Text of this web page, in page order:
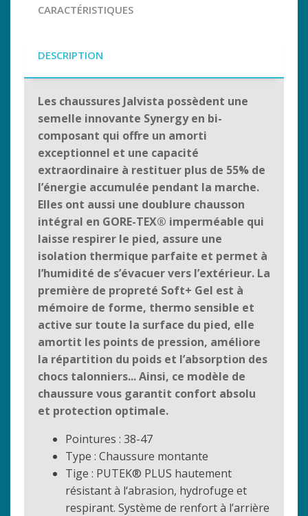
DESCRIPTION
CARACTÉRISTIQUES
Les chaussures Jalvista possèdent une
semelle innovante Synergy en bi-
composant qui offre un amorti
exceptionnel et une capacité
extraordinaire à restituer plus de 55% de
l’énergie accumulée pendant la marche.
Elles ont aussi une doublure chausson
intégral en GORE-TEX® imperméable qui
laisse respirer le pied, assure une
isolation thermique parfaite et permet à
l’humidité de s’évacuer vers l’extérieur. La
première de propreté Soft+ Gel est à
mémoire de forme, thermo sensible et
active sur toute la surface du pied, elle
amortit les points de pression, améliore
la répartition du poids et l’absorption des
chocs talonniers... Ainsi, ce modèle de
chaussure vous garantit confort absolu
et protection optimale.
Pointures : 38-47
Type : Chaussure montante
Tige : PUTEK® PLUS hautement
résistant à l‘abrasion, hydrofuge et
respirant. Système de renfort à l’arrière